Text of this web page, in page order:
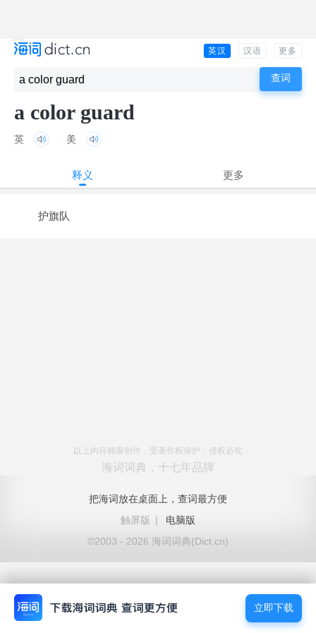
英汉 汉语 更多
a color guard
英 美
释义 更多
护旗队
以上内容独家创作，受著作权保护，侵权必究
海词词典，十七年品牌
把海词放在桌面上，查词最方便
触屏版
|
电脑版
©2003 - 2026 海词词典(Dict.cn)
立即下载
立即下载